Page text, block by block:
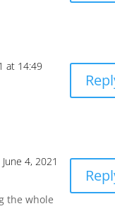
at 14:49
4, 2021
the whole